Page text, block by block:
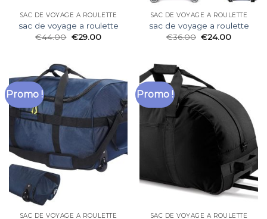
SAC DE VOYAGE A ROULETTE
sac de voyage a roulette
€44.00 €29.00
SAC DE VOYAGE A ROULETTE
sac de voyage a roulette
€36.00 €24.00
Promo !
SAC DE VOYAGE A ROULETTE
Promo !
SAC DE VOYAGE A ROULETTE